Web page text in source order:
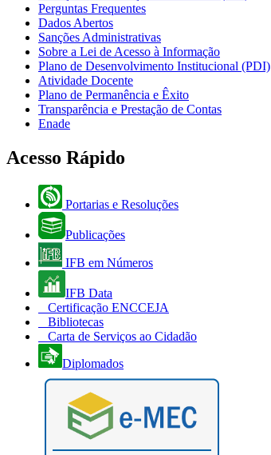
Perguntas Frequentes
Dados Abertos
Sanções Administrativas
Sobre a Lei de Acesso à Informação
Plano de Desenvolvimento Institucional (PDI)
Atividade Docente
Plano de Permanência e Êxito
Transparência e Prestação de Contas
Enade
Acesso Rápido
Portarias e Resoluções
Publicações
IFB em Números
IFB Data
Certificação ENCCEJA
Bibliotecas
Carta de Serviços ao Cidadão
Diplomados